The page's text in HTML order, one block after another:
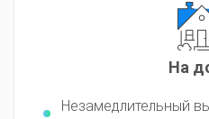
выезд доктора